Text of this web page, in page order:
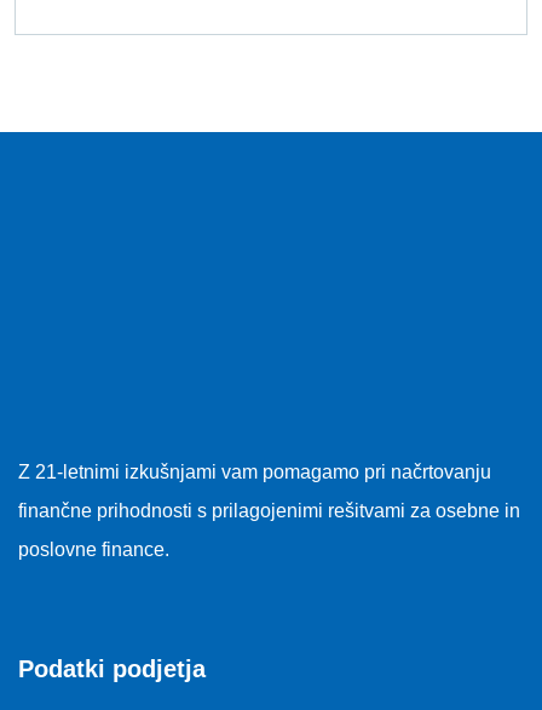
Z 21-letnimi izkušnjami vam pomagamo pri načrtovanju
finančne prihodnosti s prilagojenimi rešitvami za osebne in
poslovne finance.
Podatki podjetja